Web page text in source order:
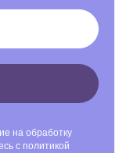
на обработку
c политикой